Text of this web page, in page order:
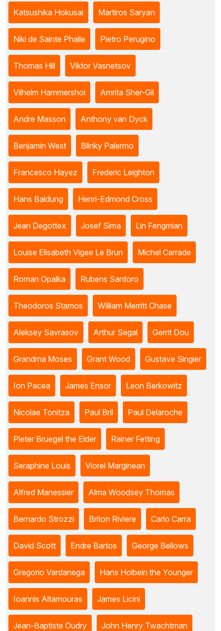
Katsushika Hokusai Martiros Saryan
Niki de Sainte Phalle Pietro Perugino
Thomas Hill Viktor Vasnetsov
Vilhelm Hammershoi Amrita Sher-Gil
Andre Masson Anthony van Dyck
Benjamin West Blinky Palermo
Francesco Hayez Frederic Leighton
Hans Baldung Henri-Edmond Cross
Jean Degottex Josef Sima Lin Fengmian
Louise Elisabeth Vigee Le Brun Michel Carrade
Roman Opalka Rubens Santoro
Theodoros Stamos William Merritt Chase
Aleksey Savrasov Arthur Segal Gerrit Dou
Grandma Moses Grant Wood Gustave Singier
Ion Pacea James Ensor Leon Berkowitz
Nicolae Tonitza Paul Bril Paul Delaroche
Pieter Bruegel the Elder Rainer Fetting
Seraphine Louis Viorel Marginean
Alfred Manessier Alma Woodsey Thomas
Bernardo Strozzi Briton Riviere Carlo Carra
David Scott Endre Bartos George Bellows
Gregorio Vardanega Hans Holbein the Younger
Ioannis Altamouras James Licini
Jean-Baptiste Oudry John Henry Twachtman